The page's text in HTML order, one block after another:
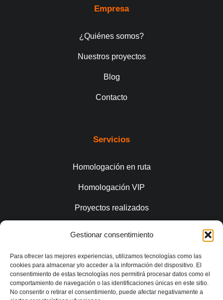
Gestionar consentimiento
Para ofrecer las mejores experiencias, utilizamos tecnologías como las
cookies para almacenar y/o acceder a la información del dispositivo. El
consentimiento de estas tecnologías nos permitirá procesar datos como el
comportamiento de navegación o las identificaciones únicas en este sitio.
No consentir o retirar el consentimiento, puede afectar negativamente a
Empresa
¿Quiénes somos?
Nuestros proyectos
Blog
Contacto
Servicios
Homologación en ruta
Homologación VIP
Proyectos realizados